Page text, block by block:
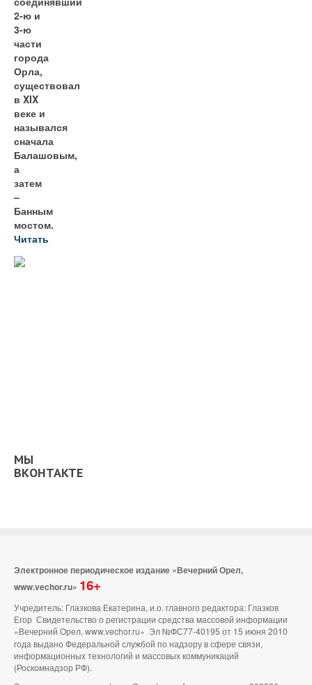
2-ю и
3-ю
части
города
Орла,
существовал
в XIX
веке и
назывался
сначала
Балашовым,
а
затем
–
Банным
мостом.
Читать
МЫ
ВКОНТАКТЕ
Электронное периодическое издание «Вечерний Орел,
www.vechor.ru» 16+
Учредитель: Глазкова Екатерина, и.о. главного редактора: Глазков
Егор Свидетельство о регистрации средства массовой информации
«Вечерний Орел, www.vechor.ru» Эл №ФС77-40195 от 15 июня 2010
года выдано Федеральной службой по надзору в сфере связи,
информационных технологий и массовых коммуникаций
(Роскомнадзор РФ).